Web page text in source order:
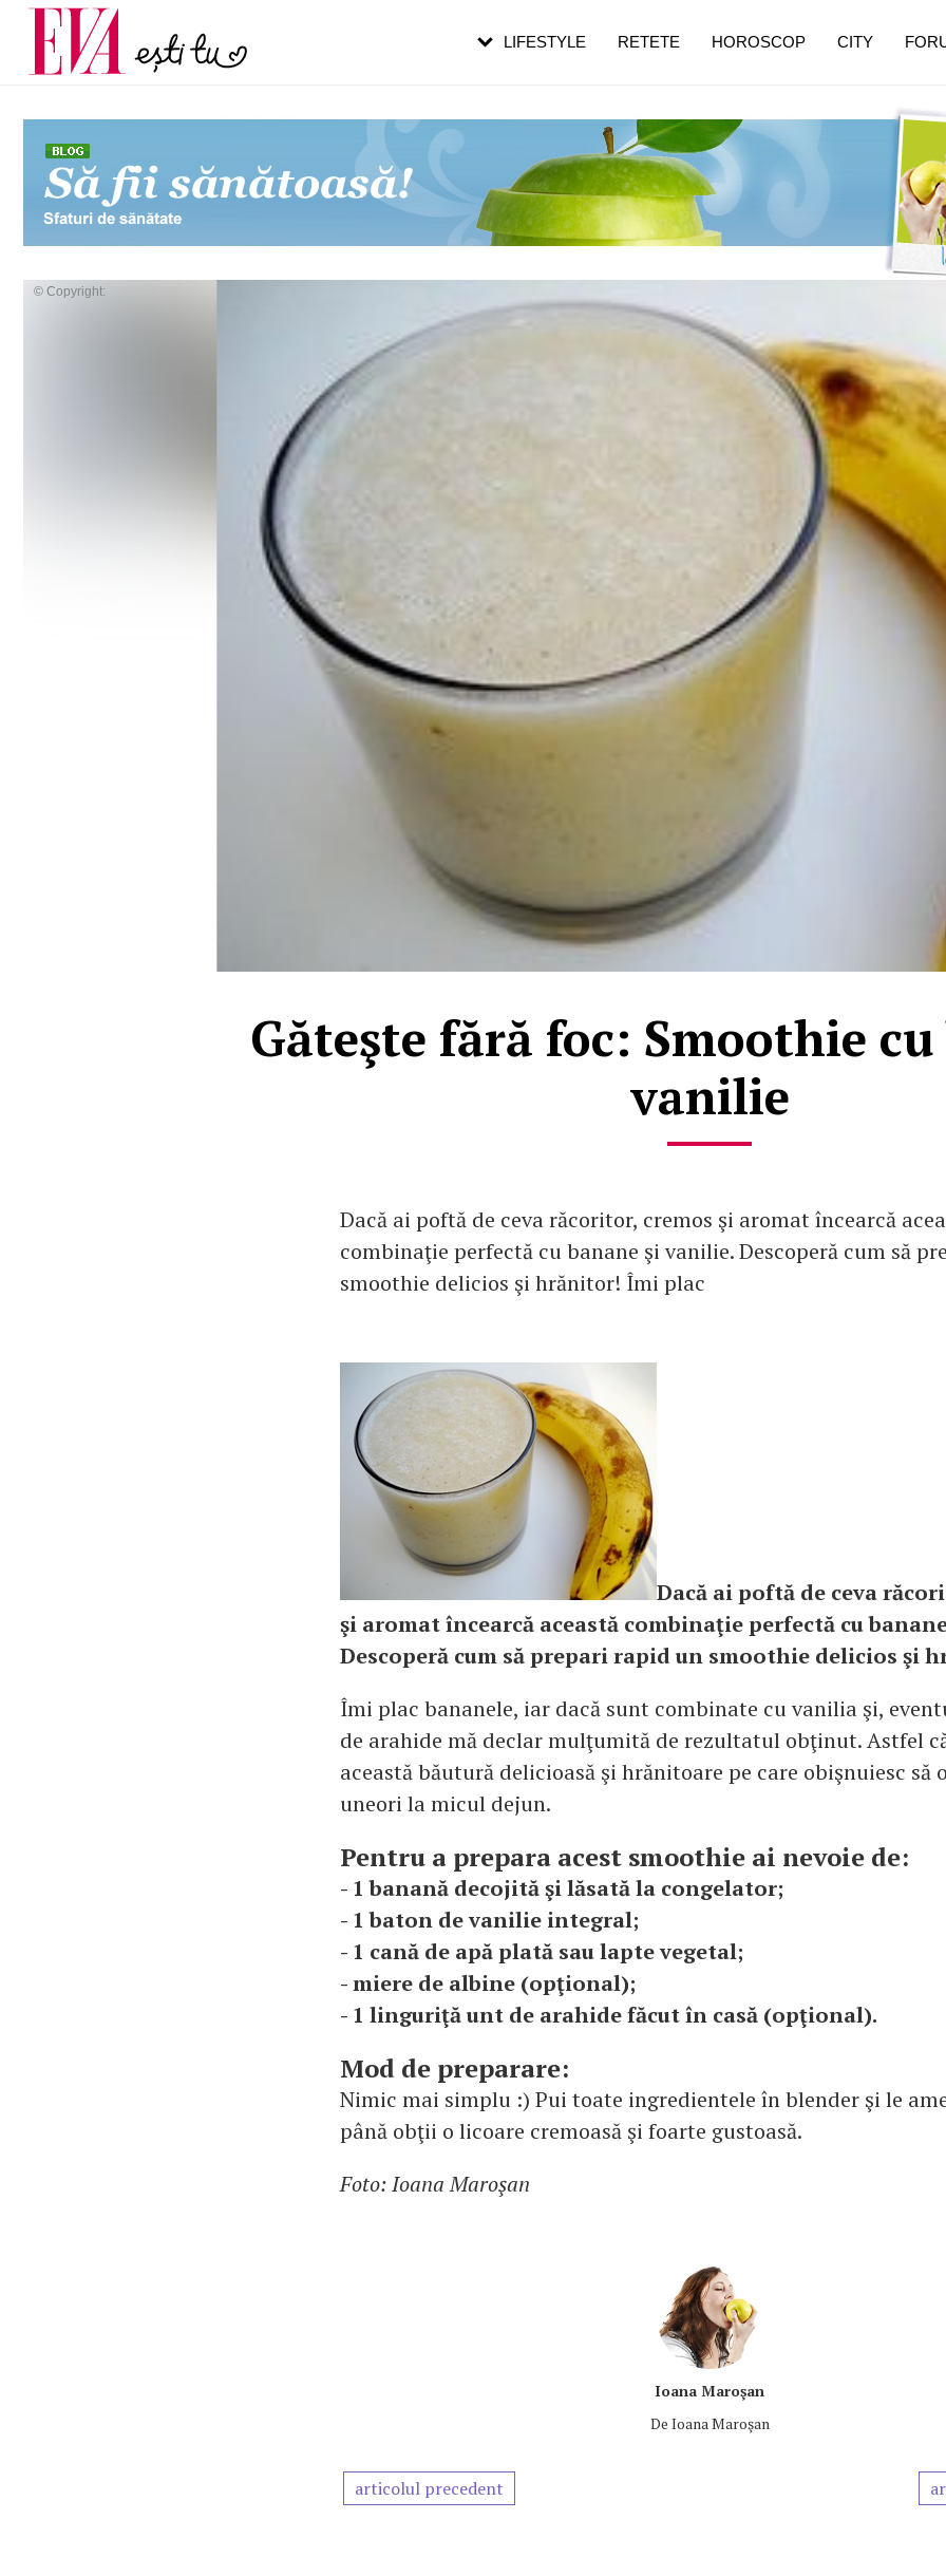
© Copyright:
Găteşte fără foc: Smoothie
vanilie
Dacă ai poftă de ceva răcoritor, cremos şi aromat încearcă
combinaţie perfectă cu banane şi vanilie. Descoperă cum să
smoothie delicios şi hrănitor! Îmi plac
Dacă ai poftă de ceva
şi aromat încearcă această combinaţie perfectă cu
Descoperă cum să prepari rapid un smoothie delicios şi
Îmi plac bananele, iar dacă sunt combinate cu vanilia şi,
de arahide mă declar mulţumită de rezultatul obţinut. Astfel
această băutură delicioasă şi hrănitoare pe care obişnuiesc să
uneori la micul dejun.
Pentru a prepara acest smoothie ai nevoie de:
- 1 banană decojită şi lăsată la congelator;
- 1 baton de vanilie integral;
- 1 cană de apă plată sau lapte vegetal;
- miere de albine (opţional);
- 1 linguriţă unt de arahide făcut în casă (opţional).
Mod de preparare:
Nimic mai simplu :) Pui toate ingredientele în blender şi le
până obţii o licoare cremoasă şi foarte gustoasă.
Foto: Ioana Maroşan
Ioana Maroşan
De Ioana Maroşan
articolul precedent
LIFESTYLE RETETE HOROSCOP CITY
Carieră
Actualitate
pe măsură ce înaintezi în vârstă
de dureroasă este investigația